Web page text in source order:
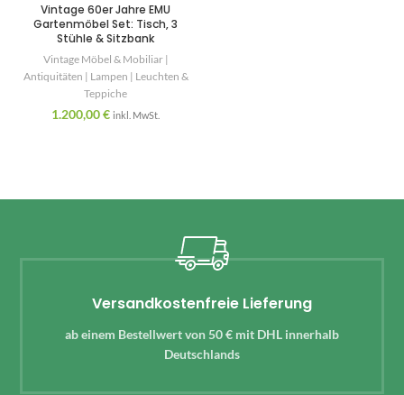
Vintage 60er Jahre EMU
Gartenmöbel Set: Tisch, 3
Stühle & Sitzbank
Vintage Möbel & Mobiliar |
Antiquitäten | Lampen | Leuchten &
Teppiche
1.200,00€ inkl. MwSt.
Versandkostenfreie Lieferung
ab einem Bestellwert von 50 € mit DHL innerhalb
Deutschlands